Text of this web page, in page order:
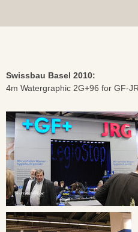
Swissbau Basel 2010:
4m Watergraphic 2G+96 for GF-